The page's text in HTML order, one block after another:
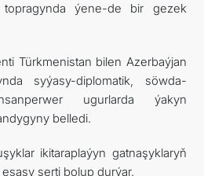
topragynda ýene-de bir gezek
Türkmenistan bilen Azerbaýjan
syýasy-diplomatik, söwda-
ugurlarda ýakyn
belledi.
ikitaraplaýyn gatnaşyklaryň
şerti bolup durýar.